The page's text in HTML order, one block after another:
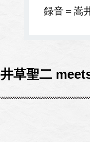
録音＝嵩
井草聖二